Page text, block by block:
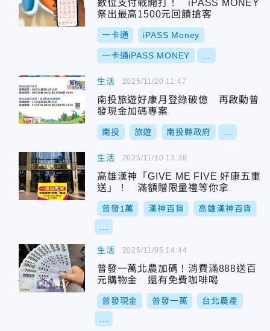
數位支付戰開打！ iPASS MONEY
祭出最高1500元回饋搶客
一卡通 iPASS Money
一卡通iPASS MONEY
生活
南投旅遊好康月登錄破億 再啟動普
發現金加碼專案
南投 旅遊 南投縣政府
2025/11/20 11:47
生活
高雄漢神「GIVE ME FIVE 好康五重
送」！ 滿額贈限量禮等你拿
普發1萬 漢神百貨 高雄漢神百貨
2025/11/10 13:38
生活
普發一萬北農加碼！消費滿888送百
元購物金 還有免費咖啡喝
普發現金 普發一萬 台北農產
2025/11/05 14:44